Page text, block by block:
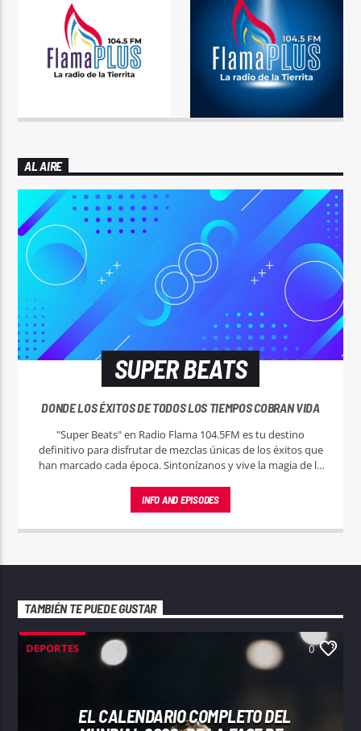
AL AIRE
SUPER BEATS
DONDE LOS ÉXITOS DE TODOS LOS TIEMPOS COBRAN VIDA
"Super Beats" en Radio Flama 104.5FM es tu destino
definitivo para disfrutar de mezclas únicas de los éxitos que
han marcado cada época. Sintonízanos y vive la magia de la
INFO AND EPISODES
TAMBIÉN TE PUEDE GUSTAR
DEPORTES 0
EL CALENDARIO COMPLETO DEL